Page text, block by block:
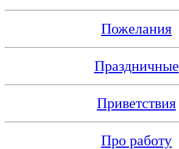
Пожелания
Праздничные
Приветствия
Про работу